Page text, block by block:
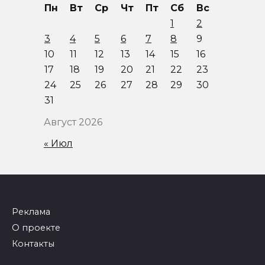
Август 2026
Пн Вт Ср Чт Пт Сб
Вс
1
2
3
4 5 6 7 8
9
10
11 12 13 14 15
16
17
18 19 20 21 22
23
24
25 26 27 28 29
30
31
« Июл
Реклама
О проекте
Контакты